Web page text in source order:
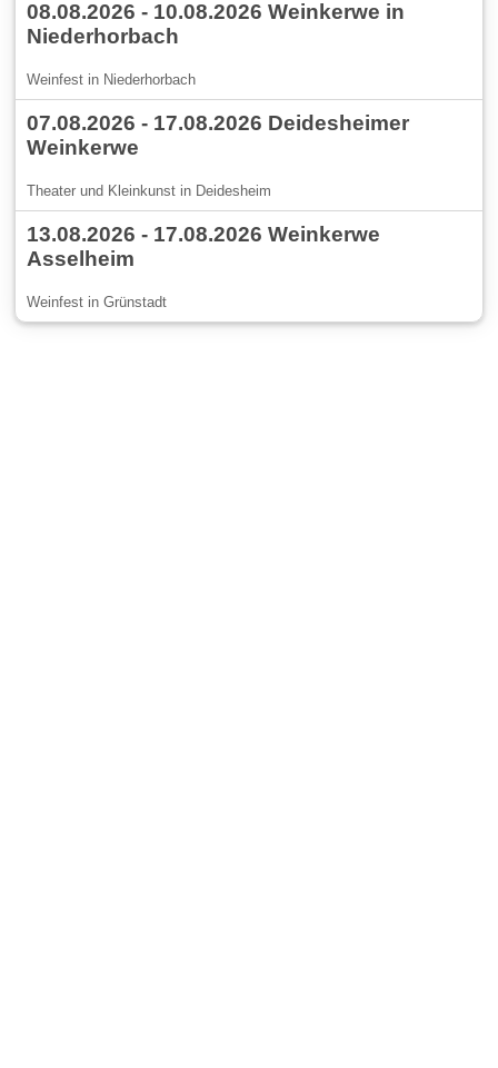
08.08.2026 - 10.08.2026 Weinkerwe in
Niederhorbach
Weinfest in Niederhorbach
07.08.2026 - 17.08.2026 Deidesheimer
Weinkerwe
Theater und Kleinkunst in Deidesheim
13.08.2026 - 17.08.2026 Weinkerwe
Asselheim
Weinfest in Grünstadt